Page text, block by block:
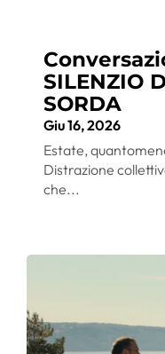
SILENZIO
SORDA
Giu 16, 2026
Estate,
Distrazione
che...